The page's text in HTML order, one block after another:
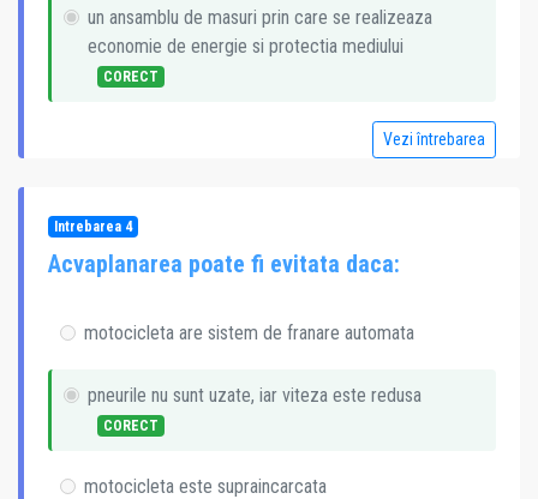
un ansamblu de masuri prin care se realizeaza
economie de energie si protectia mediului
CORECT
Vezi întrebarea
Intrebarea 4
Acvaplanarea poate fi evitata daca:
motocicleta are sistem de franare automata
pneurile nu sunt uzate, iar viteza este redusa
CORECT
motocicleta este supraincarcata